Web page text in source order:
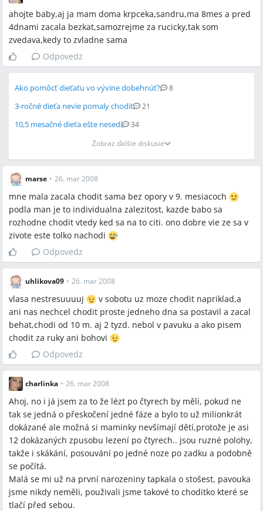
ahojte baby,aj ja mam doma krpceka,sandru,ma 8mes a pred
4dnami zacala bezkat,samozrejme za rucicky,tak som
zvedava,kedy to zvladne sama
Odpovedz
Ako pomôcť dieťaťu vo vývine dobehnúť? 8
3-ročné dieťa nevie pomaly chodiť 21
10,5 mesačné dieťa ešte nesedí
34
Zobraz ďalšie diskusie
marse • 26. mar 2008
mne mala zacala chodit sama bez opory v 9. mesiacoch
podla man je to individualna zalezitost, kazde babo sa
rozhodne chodit vtedy ked sa na to citi. ono dobre vie ze sa v
zivote este tolko nachodi
Odpovedz
uhlikova09 • 26. mar 2008
vlasa nestresuuuuj
v sobotu uz moze chodit napriklad,a
ani nas nechcel chodit proste jedneho dna sa postavil a zacal
behat,chodi od 10 m. aj 2 tyzd. nebol v pavuku a ako pisem
chodit za ruky ani bohovi
Odpovedz
charlinka • 26. mar 2008
Ahoj, no i já jsem za to že lézt po čtyrech by měli, pokud ne
tak se jedná o přeskočení jedné fáze a bylo to už milionkrát
dokázané ale možná si maminky nevšímají dětí,protože je asi
12 dokázaných zpusobu lezení po čtyrech.. jsou ruzné polohy,
takže i skákání, posouvání po jedné noze po zadku a podobně
se počítá.
Malá se mi už na první narozeniny tapkala o stošest, pavouka
jsme nikdy neměli, použivali jsme takové to choditko které se
tlačí před sebou.